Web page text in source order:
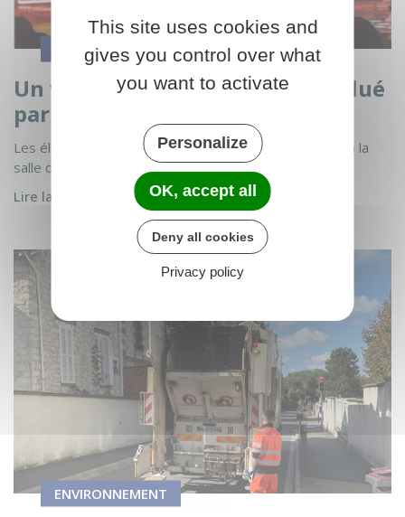
JEUNESSE
Un voyage autour du monde salué
par tous !
Les élèves du RPI ont offert un magnifique spectacle à la
salle du Palais des…
Lire la suite
Voir l'actualité Fortes chaleurs - Horaires adaptés du
ENVIRONNEMENT
This site uses cookies and
gives you control over what
you want to activate
Personalize
OK, accept all
Deny all cookies
Privacy policy